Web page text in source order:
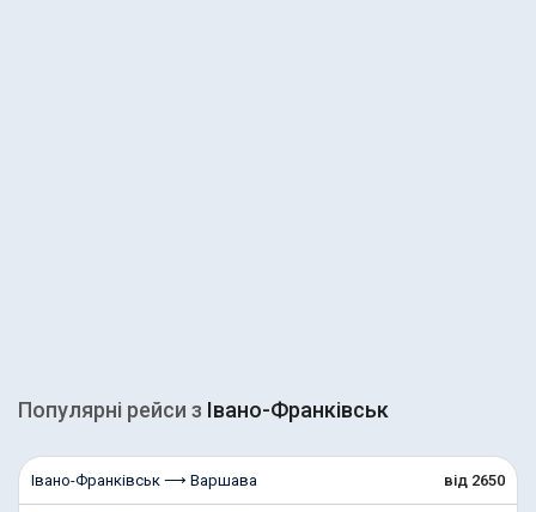
Популярні рейcи з Івано-Франківськ
Івано-Франківськ ⟶ Варшава від 2650